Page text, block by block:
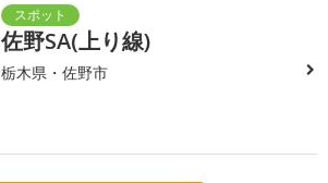
佐野SA(上り線)
栃木県・佐野市